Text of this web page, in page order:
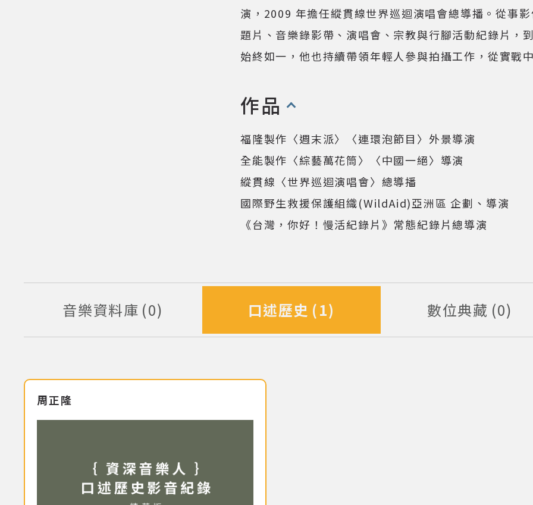
演，2009 年擔任縱貫線世界巡迴演唱會總導播。從事
題片、音樂錄影帶、演唱會、宗教與行腳活動紀錄片，
始終如一，他也持續帶領年輕人參與拍攝工作，從實戰
作品
(點擊開啟/收合以下內容)
福隆製作〈週末派〉〈連環泡節目〉外景導演
全能製作〈綜藝萬花筒〉〈中國一絕〉導演
縱貫線〈世界巡迴演唱會〉總導播
國際野生救援保護組織(WildAid)亞洲區 企劃、導演
《台灣，你好！慢活紀錄片》常態紀錄片總導演
音樂資料庫 0 口述歷史 1 數位典藏 0
周正隆